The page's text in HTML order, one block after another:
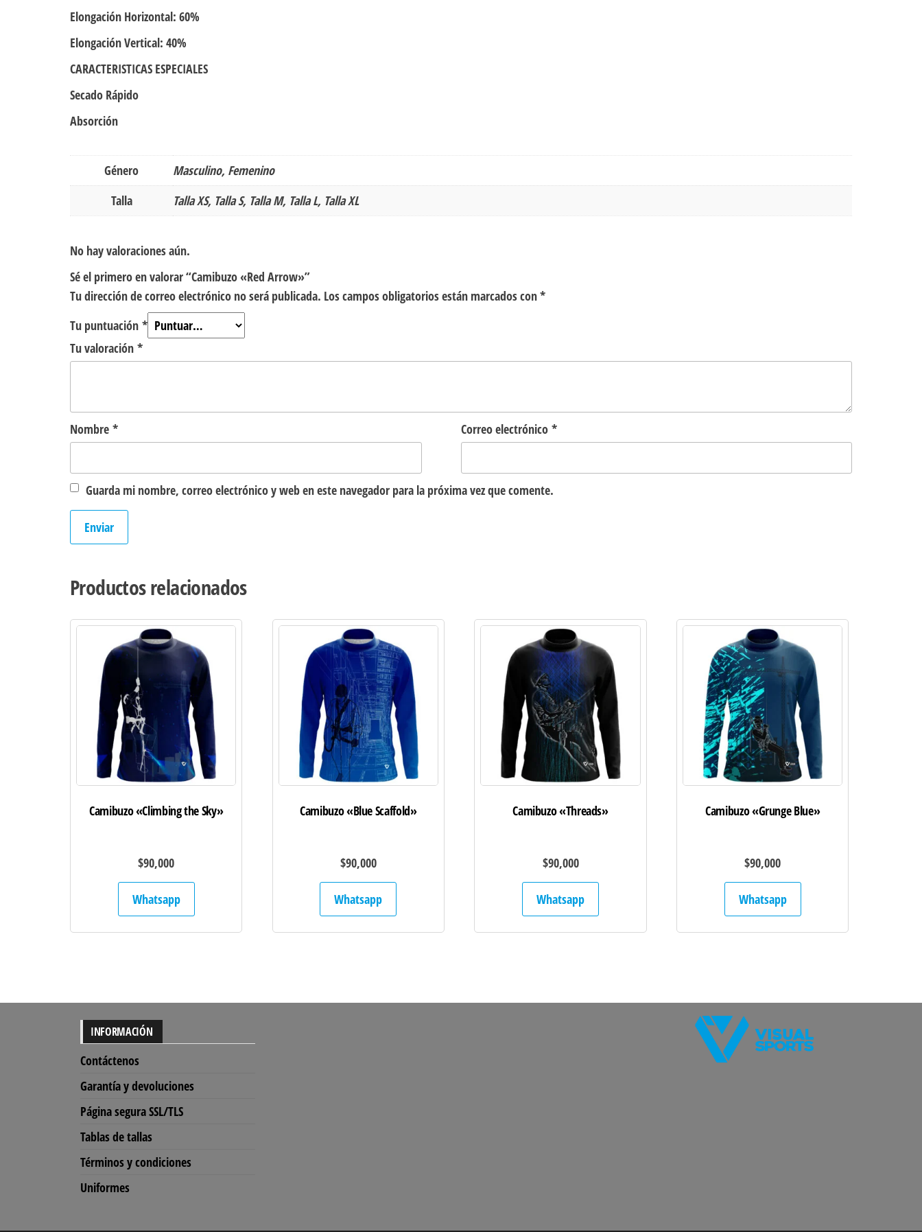
Elongación Horizontal: 60%
Elongación Vertical: 40%
CARACTERISTICAS ESPECIALES
Secado Rápido
Absorción
Género
Masculino, Femenino
Talla
Talla XS, Talla S, Talla M, Talla L, Talla XL
No hay valoraciones aún.
Sé el primero en valorar “Camibuzo «Red Arrow»”
Tu dirección de correo electrónico no será publicada. Los campos obligatorios están marcados con*
Tu puntuación *
Tu valoración *
Nombre * Correo electrónico *
Guarda mi nombre, correo electrónico y web en este navegador para la próxima vez que comente.
Productos relacionados
Camibuzo «Climbing the Sky»
$90,000
Whatsapp
Camibuzo «Blue Scaffold»
$90,000
Whatsapp
Camibuzo «Threads»
$90,000
Whatsapp
Camibuzo «Grunge Blue»
$90,000
Whatsapp
INFORMACIÓN
Contáctenos
Garantía y devoluciones
Página segura SSL/TLS
Tablas de tallas
Términos y condiciones
Uniformes